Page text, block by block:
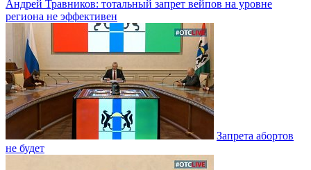
Андрей Травников: тотальный запрет вейпов на уровне
региона не эффективен
Запрета абортов
не будет